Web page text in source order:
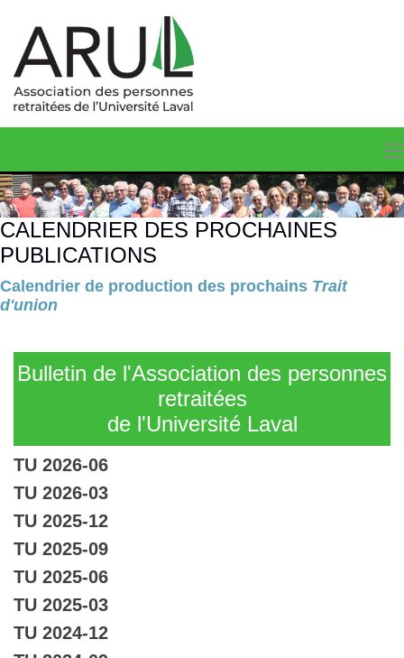
CALENDRIER DES PROCHAINES
PUBLICATIONS
Calendrier de production des prochains Trait
d'union
Bulletin de l'Association des personnes
retraitées
de l'Université Laval
TU 2026-06
TU 2026-03
TU 2025-12
TU 2025-09
TU 2025-06
TU 2025-03
TU 2024-12